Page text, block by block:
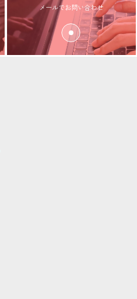
メールでお問い合わせ